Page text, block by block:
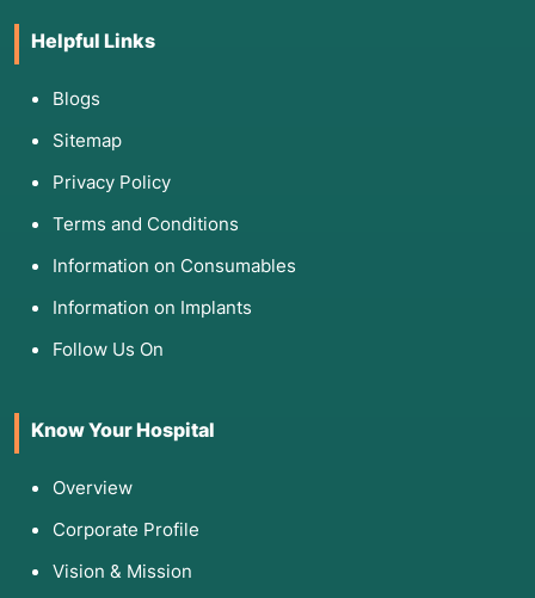
Helpful Links
Blogs
Sitemap
Privacy Policy
Terms and Conditions
Information on Consumables
Information on Implants
Follow Us On
Know Your Hospital
Overview
Corporate Profile
Vision & Mission